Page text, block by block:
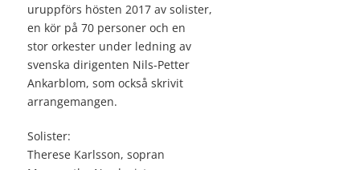
uruppförs hösten 2017 av solister,
en kör på 70 personer och en
stor orkester under ledning av
svenska dirigenten Nils-Petter
Ankarblom, som också skrivit
arrangemangen.
Solister:
Therese Karlsson, sopran